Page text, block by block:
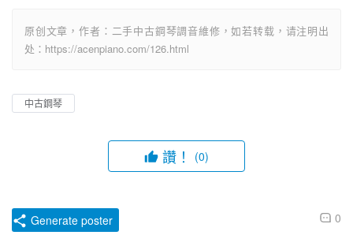
原创文章，作者：二手中古鋼琴調音維修，如若转载，请注明出
处：https://acenpiano.com/126.html
中古鋼琴
讚！ (0)
0
Generate poster